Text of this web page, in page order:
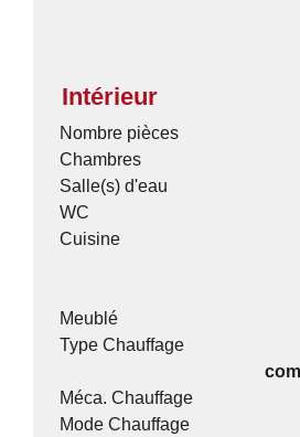
Intérieur
Nombre pièces
Chambres
Salle(s) d'eau
WC
Cuisine
Meublé
Type Chauffage
Méca. Chauffage
Mode Chauffage